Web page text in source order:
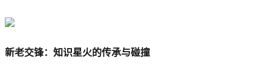
新老交锋：知识星火的传承与碰撞